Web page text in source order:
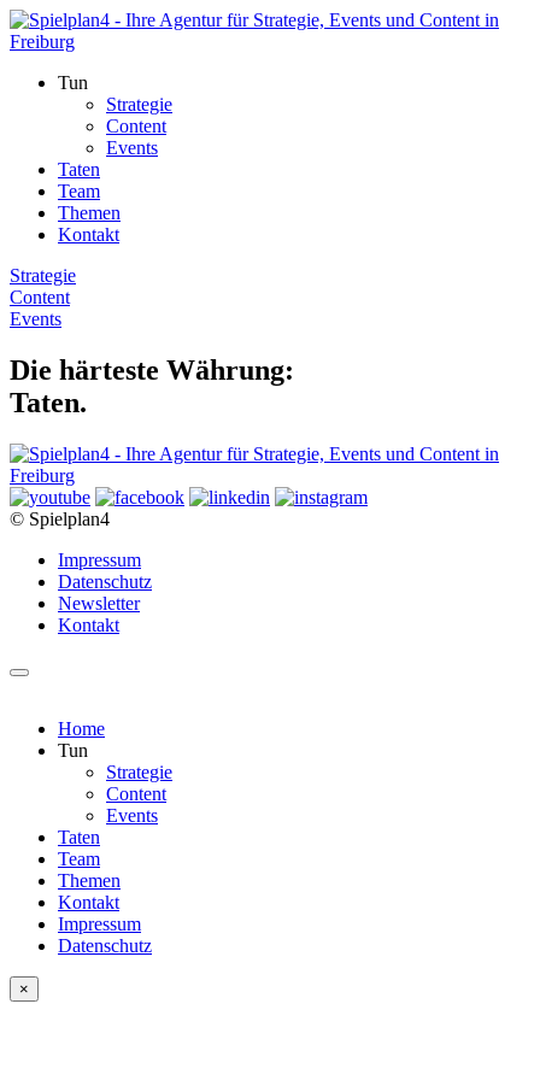
Tun
Strategie
Content
Events
Taten
Team
Themen
Kontakt
Strategie
Content
Events
Die härteste Währung:
Taten.
© Spielplan4
Impressum
Datenschutz
Newsletter
Kontakt
Home
Tun
Strategie
Content
Events
Taten
Team
Themen
Kontakt
Impressum
Datenschutz
×